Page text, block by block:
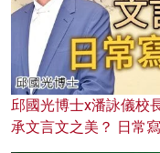
邱國光博士x潘詠儀校
承文言文之美？ 日常